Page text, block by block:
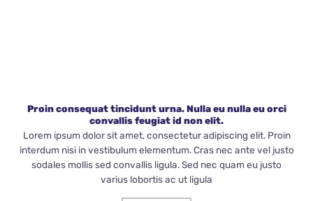
Proin consequat tincidunt urna. Nulla eu nulla eu orci
convallis feugiat id non elit.
Lorem ipsum dolor sit amet, consectetur adipiscing elit. Proin
interdum nisi in vestibulum elementum. Cras nec ante vel justo
sodales mollis sed convallis ligula. Sed nec quam eu justo
varius lobortis ac ut ligula